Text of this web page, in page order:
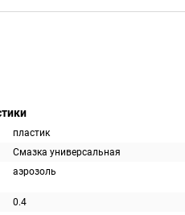
пластик
Смазка универсальная
аэрозоль
0.4